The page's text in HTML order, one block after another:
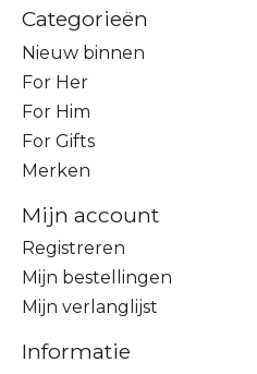
Categorieën
Nieuw binnen
For Her
For Him
For Gifts
Merken
Mijn account
Registreren
Mijn bestellingen
Mijn verlanglijst
Informatie